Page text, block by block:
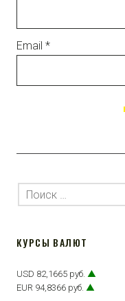
Email *
КУРСЫ ВАЛЮТ
USD 82,1665 руб. ▲
EUR 94,8366 руб. ▲